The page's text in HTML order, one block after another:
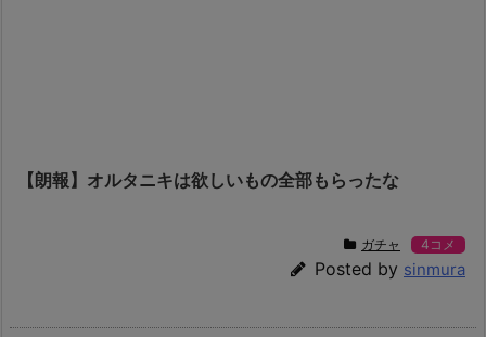
【朗報】オルタニキは欲しいもの全部もらったな
ガチャ 4コメ
Posted by sinmura